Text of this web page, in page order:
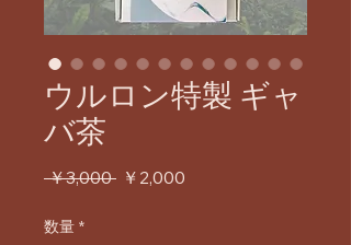
ウルロン特製 ギャ
バ茶
￥3,000 通￥2,000
数量 *